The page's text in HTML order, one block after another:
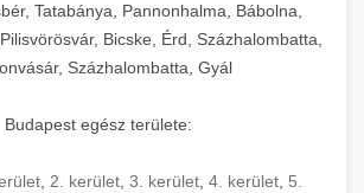
Tatabánya, Pannonhalma, Bábolna,
Bicske, Érd, Százhalombatta,
Százhalombatta, Gyál
Budapest egész területe:
2. kerület 3. kerület 4. kerület 5.